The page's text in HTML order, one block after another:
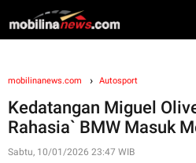
mobilinanews.com Autosport
Kedatangan Miguel
Rahasia` BMW Masuk
Sabtu, 10/01/2026 23:47 WIB